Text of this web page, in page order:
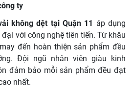
ty
không dệt tại Quận 11 áp dụng
với công nghệ tiên tiến. Từ khâu
đến hoàn thiện sản phẩm đều
Đội ngũ nhân viên giàu kinh
đảm bảo mỗi sản phẩm đều đạt
nhất.